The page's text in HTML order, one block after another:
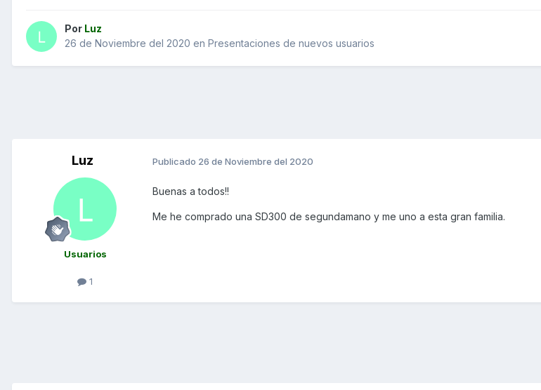
Por Luz
26 de Noviembre del 2020 en Presentaciones de nuevos usuarios
Luz
Usuarios
1
Publicado 26 de Noviembre del 2020
Buenas a todos!!
Me he comprado una SD300 de segundamano y me uno a esta gran familia.